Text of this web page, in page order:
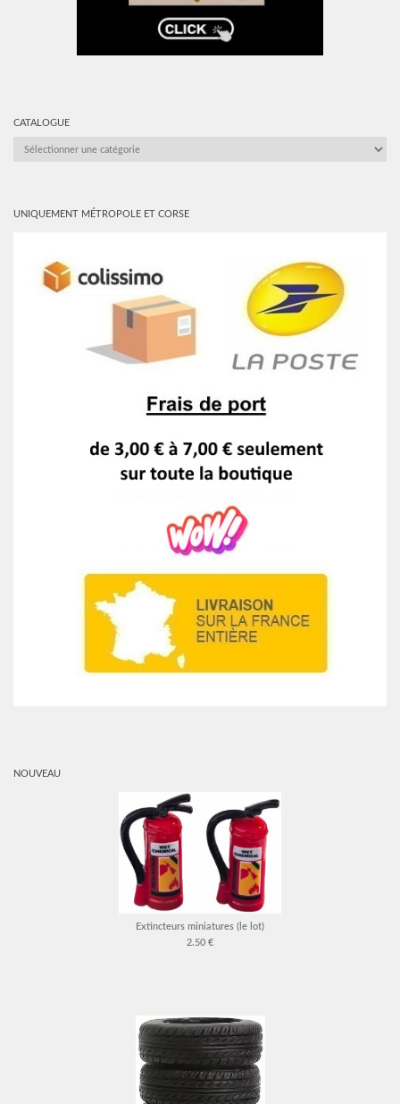
CATALOGUE
CATALOGUE
UNIQUEMENT MÉTROPOLE ET CORSE
NOUVEAU
Extincteurs miniatures (le lot)
2.50 €